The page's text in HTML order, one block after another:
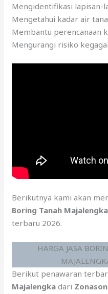
Mengidentifikasi lapisan-
Mengetahui kadar air
Membantu perencanaan
Mengurangi risiko
Berikutnya kami akan
Boring Tanah Majalengka
terbaru 2026.
HARGA JASA
Berikut penawaran
Majalengka dari